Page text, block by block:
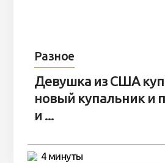
Разное
Девушка из США
новый купальник и
и ...
4 минуты